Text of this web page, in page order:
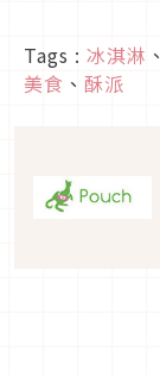
Tags : 冰淇淋 、
美食 、 酥派